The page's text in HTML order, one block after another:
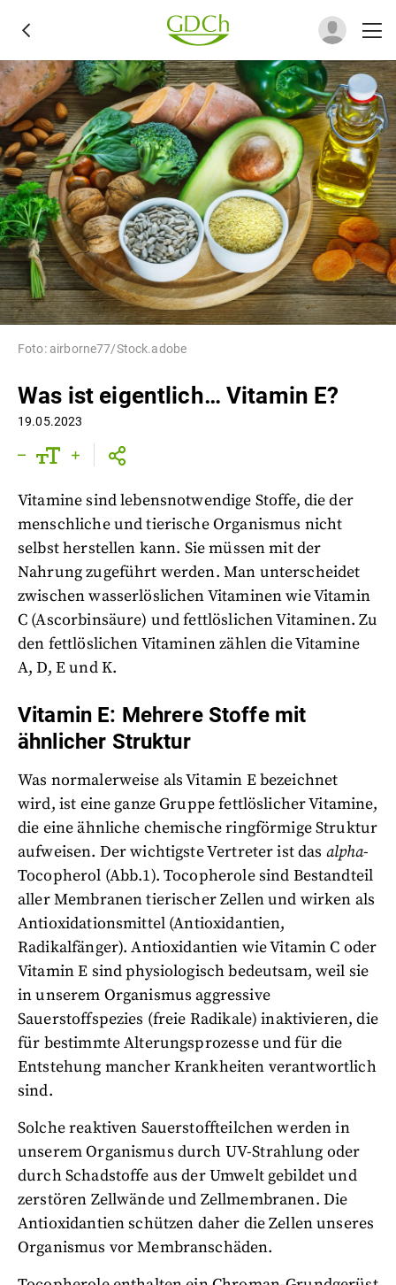
Foto: airborne77/Stock.adobe
Was ist eigentlich… Vitamin E?
19.05.2023
Vitamine sind lebensnotwendige Stoffe, die der
menschliche und tierische Organismus nicht
selbst herstellen kann. Sie müssen mit der
Nahrung zugeführt werden. Man unterscheidet
zwischen wasserlöslichen Vitaminen wie Vitamin
C (Ascorbinsäure) und fettlöslichen Vitaminen. Zu
den fettlöslichen Vitaminen zählen die Vitamine
A, D, E und K.
Vitamin E: Mehrere Stoffe mit
ähnlicher Struktur
Was normalerweise als Vitamin E bezeichnet
wird, ist eine ganze Gruppe fettlöslicher Vitamine,
die eine ähnliche chemische ringförmige Struktur
aufweisen. Der wichtigste Vertreter ist das alpha-
Tocopherol (Abb.1). Tocopherole sind Bestandteil
aller Membranen tierischer Zellen und wirken als
Antioxidationsmittel (Antioxidantien,
Radikalfänger). Antioxidantien wie Vitamin C oder
Vitamin E sind physiologisch bedeutsam, weil sie
in unserem Organismus aggressive
Sauerstoffspezies (freie Radikale) inaktivieren, die
für bestimmte Alterungsprozesse und für die
Entstehung mancher Krankheiten verantwortlich
sind.
Solche reaktiven Sauerstoffteilchen werden in
unserem Organismus durch UV-Strahlung oder
durch Schadstoffe aus der Umwelt gebildet und
zerstören Zellwände und Zellmembranen. Die
Antioxidantien schützen daher die Zellen unseres
Organismus vor Membranschäden.